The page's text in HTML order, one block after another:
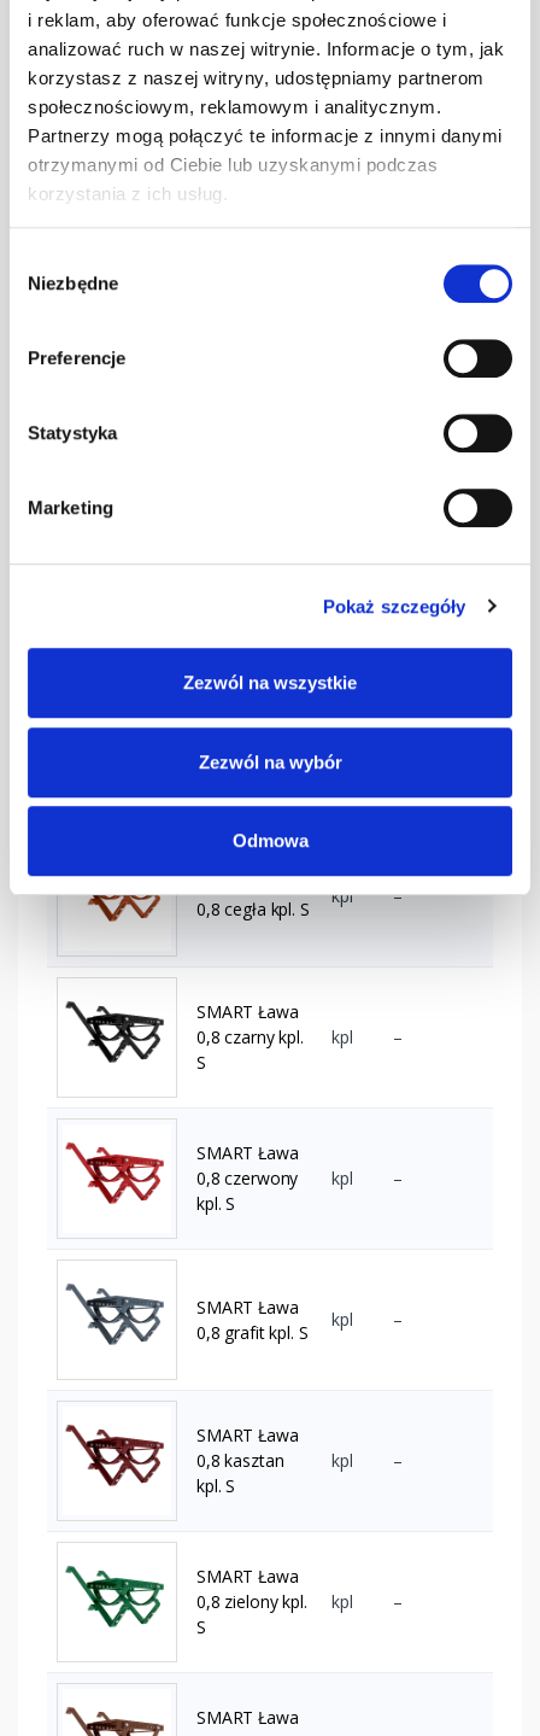
i reklam, aby oferować funkcje społecznościowe i
analizować ruch w naszej witrynie. Informacje o tym, jak
korzystasz z naszej witryny, udostępniamy partnerom
społecznościowym, reklamowym i analitycznym.
Partnerzy mogą połączyć te informacje z innymi danymi
otrzymanymi od Ciebie lub uzyskanymi podczas
korzystania z ich usług.
zgody
Niezbędne
Preferencje
Statystyka
Marketing
Pokaż szczegóły
Zezwól na wszystkie
Zezwól na wybór
Odmowa
SMART Ława
0,4 czerwony
kpl. SD
kpl –
SMART Ława
0,4 grafit kpl.
kpl –
SMART Ława
0,8 c.brąz kpl.
kpl
SMART Ława
0,8 cegła kpl. S
kpl –
SMART Ława
0,8 czarny kpl.
S
kpl –
SMART Ława
0,8 czerwony
kpl. S
kpl –
SMART Ława
0,8 grafit kpl. S
kpl –
SMART Ława
0,8 kasztan
kpl. S
kpl –
SMART Ława
0,8 zielony kpl.
S
kpl –
SMART Ława